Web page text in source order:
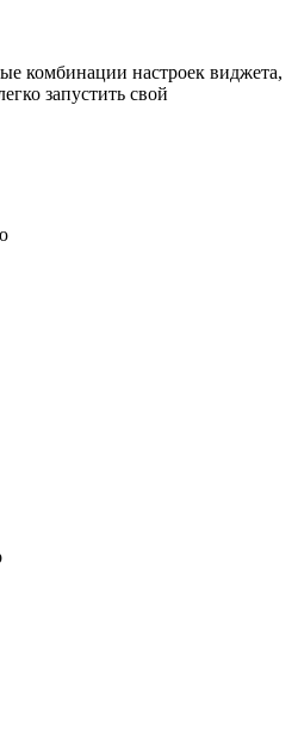
комбинации настроек виджета,
запустить свой